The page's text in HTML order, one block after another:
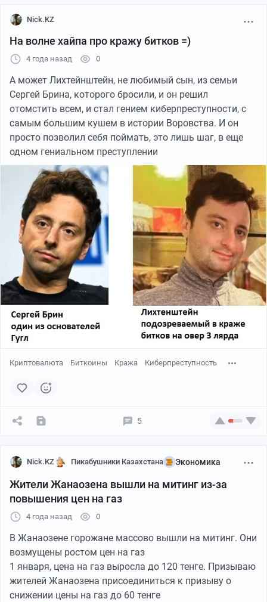
Nick.KZ
На волне хайпа про кражу битков =)
4 года назад 0
А может Лихтейнштейн, не любимый сын, из семьи
Сергей Брина, которого бросили, и он решил
отомстить всем, и стал гением киберпреступности, с
самым большим кушем в истории Воровства. И он
просто позволил себя поймать, это лишь шаг, в еще
одном гениальном преступлении
Криптовалюта Биткоины Кража Киберпреступность
5
Nick.KZ Пикабушники Казахстана Экономика
Жители Жанаозена вышли на митинг из-за
повышения цен на газ
4 года назад 0
В Жанаозене горожане массово вышли на митинг. Они
возмущены ростом цен на газ
1 января, цена на газ выросла до 120 тенге. Призываю
жителей Жанаозена присоединиться к призыву о
снижении цены на газ до 60 тенге